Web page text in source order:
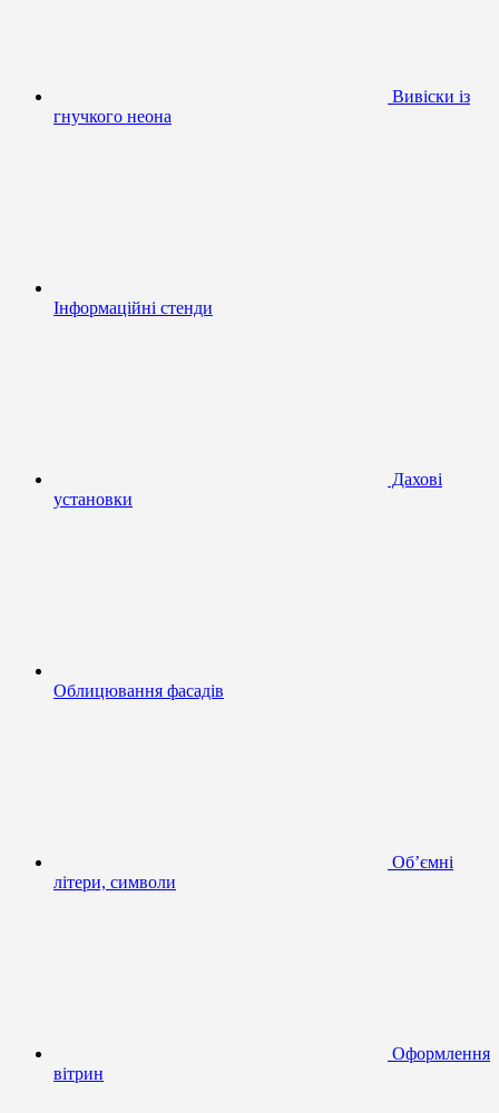
Вивіски із
гнучкого неона
Інформаційні стенди
Дахові
установки
Облицювання фасадів
Об’ємні
літери, символи
Оформлення
вітрин